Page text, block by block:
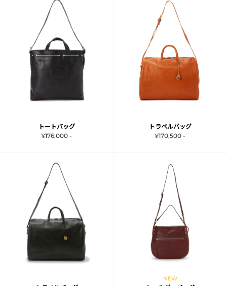
トートバッグ
¥176,000 -
トラベルバッグ
¥170,500 -
NEW